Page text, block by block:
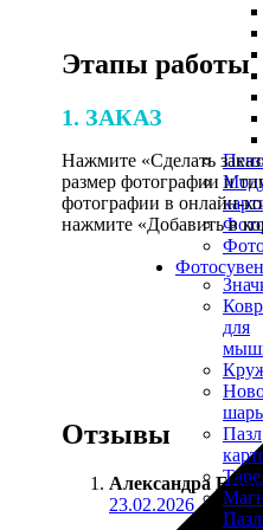
для
Пазл
Этапы работы
1. ЗАКАЗ
Нажмите «Сделать
размер фотографии и
фотографии в онлайн-
нажмите «Добавить в
Отзывы
Александра
23.02.2026